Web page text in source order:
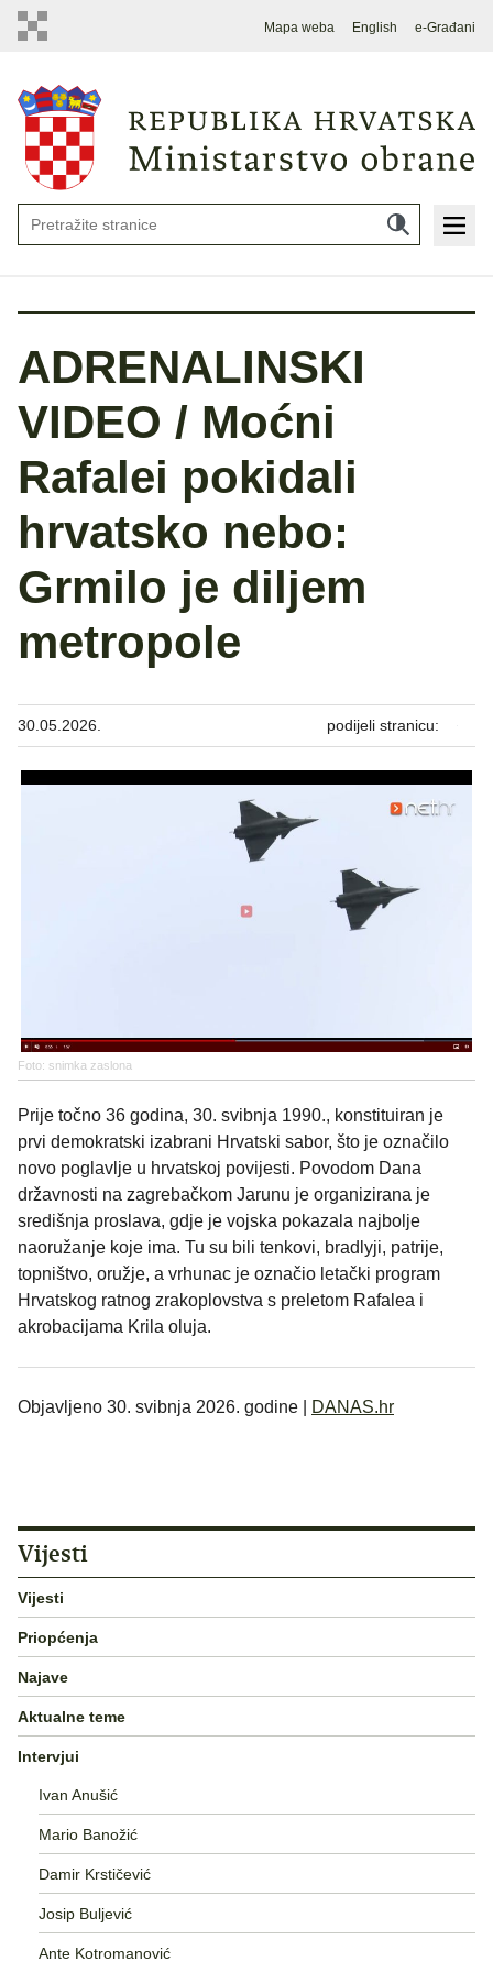
Mapa weba English e-Građani
ADRENALINSKI
VIDEO / Moćni
Rafalei pokidali
hrvatsko nebo:
Grmilo je diljem
metropole
30.05.2026. podijeli stranicu:
Foto: snimka zaslona
Prije točno 36 godina, 30. svibnja 1990., konstituiran je
prvi demokratski izabrani Hrvatski sabor, što je označilo
novo poglavlje u hrvatskoj povijesti. Povodom Dana
državnosti na zagrebačkom Jarunu je organizirana je
središnja proslava, gdje je vojska pokazala najbolje
naoružanje koje ima. Tu su bili tenkovi, bradlyji, patrije,
topništvo, oružje, a vrhunac je označio letački program
Hrvatskog ratnog zrakoplovstva s preletom Rafalea i
akrobacijama Krila oluja.
Objavljeno 30. svibnja 2026. godine | DANAS.hr
Vijesti
Vijesti
Priopćenja
Najave
Aktualne teme
Intervjui
Ivan Anušić
Mario Banožić
Damir Krstičević
Josip Buljević
Ante Kotromanović